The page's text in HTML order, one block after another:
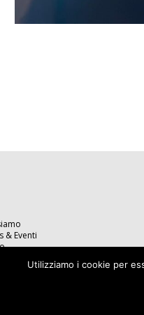
& Eventi
Utilizziamo i cookie per